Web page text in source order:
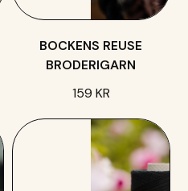
BOCKENS REUSE
BRODERIGARN
159 KR